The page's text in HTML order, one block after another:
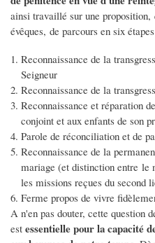
ainsi travaillé sur une proposition,
évêques, de parcours en six
Reconnaissance de la
Seigneur
Reconnaissance de la
Reconnaissance et réparation
conjoint et aux enfants de son
Parole de réconciliation et de
Reconnaissance de la
mariage (et distinction entre le
les missions reçues du second
Ferme propos de vivre
A n'en pas douter, cette question
est essentielle pour la capacité